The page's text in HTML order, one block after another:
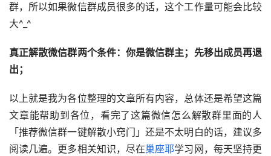
群，所以如果微信群成员很多的话，这个工作量可能会比较
大^_^
真正解散微信群两个条件：你是微信群主；先移出成员再退
出；
以上就是我为各位整理的文章所有内容，总体还是希望这篇
文章能帮助到各位，看完了这篇微信怎么解散群里面的人
「推荐微信群一键解散小窍门」还是不太明白的话，建议多
阅读几遍。更多相关知识，尽在巢座耶学习网，每天坚持更